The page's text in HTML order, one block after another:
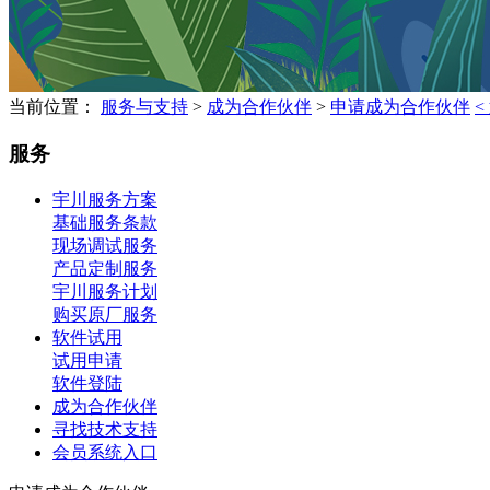
当前位置： 服务与支持 > 成为合作伙伴 > 申请成为合作伙伴 <
服务
宇川服务方案
基础服务条款
现场调试服务
产品定制服务
宇川服务计划
购买原厂服务
软件试用
试用申请
软件登陆
成为合作伙伴
寻找技术支持
会员系统入口